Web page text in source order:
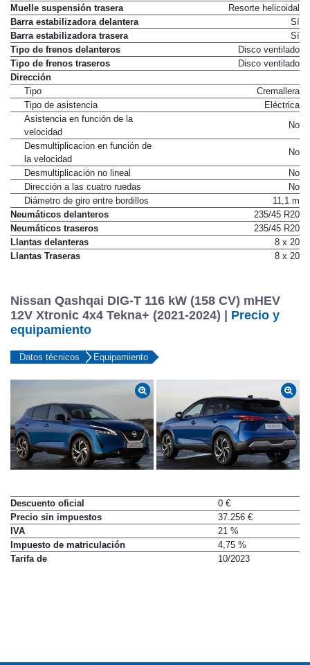
Muelle suspensión trasera
Resorte helicoidal
Barra estabilizadora delantera
Sí
Barra estabilizadora trasera
Sí
Tipo de frenos delanteros
Disco ventilado
Tipo de frenos traseros
Disco ventilado
Dirección
Tipo
Cremallera
Tipo de asistencia
Eléctrica
Asistencia en función de la
velocidad
No
Desmultiplicacion en función de
la velocidad
No
Desmultiplicación no lineal
No
Dirección a las cuatro ruedas
No
Diámetro de giro entre bordillos
11,1 m
Neumáticos delanteros
235/45 R20
Neumáticos traseros
235/45 R20
Llantas delanteras
8 x 20
Llantas Traseras
8 x 20
Nissan Qashqai DIG-T 116 kW (158 CV) mHEV
12V Xtronic 4x4 Tekna+ (2021-2024) | Precio y
equipamiento
Datos técnicos Equipamiento
Descuento oficial
0 €
Precio sin impuestos
37.256 €
IVA
21 %
Impuesto de matriculación
4,75 %
Tarifa de
10/2023